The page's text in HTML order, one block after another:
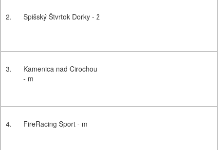
2. Spišský Štvrtok Dorky - ž
3.
Kamenica nad Cirochou
- m
4. FireRacing Sport - m